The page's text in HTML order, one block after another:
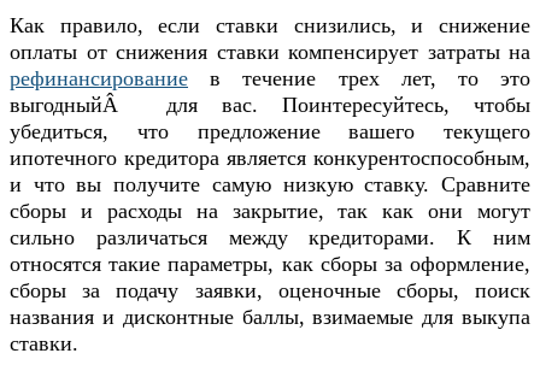
Как правило, если ставки снизились, и снижение
оплаты от снижения ставки компенсирует затраты на
рефинансирование в течение трех лет, то это
выгодныйÂ для вас. Поинтересуйтесь, чтобы
убедиться, что предложение вашего текущего
ипотечного кредитора является конкурентоспособным,
и что вы получите самую низкую ставку. Сравните
сборы и расходы на закрытие, так как они могут
сильно различаться между кредиторами. К ним
относятся такие параметры, как сборы за оформление,
сборы за подачу заявки, оценочные сборы, поиск
названия и дисконтные баллы, взимаемые для выкупа
ставки.